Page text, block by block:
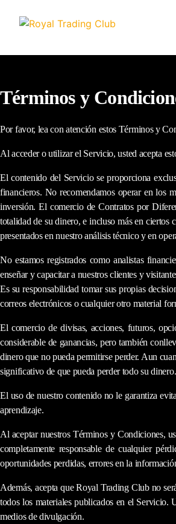
Términos y
Por favor, lea con atención estos Términos y
Al acceder o utilizar el Servicio, usted acepta
El contenido del Servicio se proporciona
financieros. No recomendamos operar en los
inversión. El comercio de Contratos por
totalidad de su dinero, e incluso más en ciertos
presentados en nuestro análisis técnico y en
No estamos registrados como analistas
enseñar y capacitar a nuestros clientes y
Es su responsabilidad tomar sus propias
correos electrónicos o cualquier otro material
El comercio de divisas, acciones, futuros,
considerable de ganancias, pero también
dinero que no pueda permitirse perder. Aun
significativo de que pueda perder todo su
El uso de nuestro contenido no le garantiza
aprendizaje.
Al aceptar nuestros Términos y Condiciones,
completamente responsable de cualquier
oportunidades perdidas, errores en la
Además, acepta que Royal Trading Club no
todos los materiales publicados en el Servicio.
medios de divulgación.